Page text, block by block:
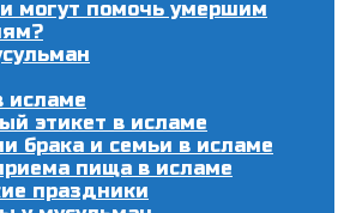
могут помочь умершим
исламе
этикет в исламе
брака и семьи в исламе
пища в исламе
праздники